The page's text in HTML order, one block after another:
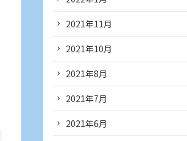
2021年11月
2021年10月
2021年8月
2021年7月
2021年6月